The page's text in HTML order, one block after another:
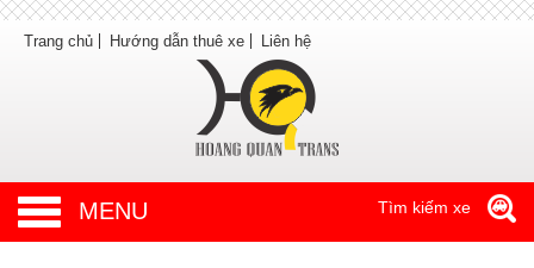
Trang chủ Hướng dẫn thuê xe Liên hệ
MENU Tìm kiếm xe